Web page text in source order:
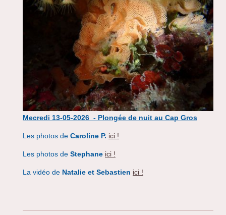
Mecredi 13-05-2026 - Plongée de nuit au Cap Gros
Les photos de Caroline P. ici !
Les photos de Stephane ici !
La vidéo de Natalie et Sebastien ici !